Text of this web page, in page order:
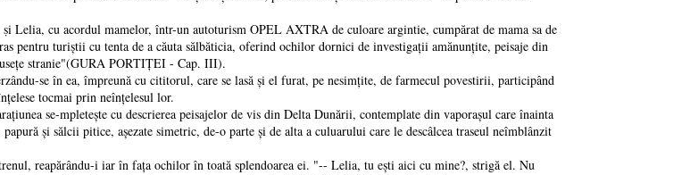
cu acordul mamelor, într-un autoturism OPEL AXTRA de culoare argintie, cumpărat de mama sa de
pentru turiştii cu tenta de a căuta sălbăticia, oferind ochilor dornici de investigaţii amănunțite, peisaje din
stranie"(GURA PORTIȚEI - Cap. III).
se în ea, împreună cu cititorul, care se lasă şi el furat, pe nesimțite, de farmecul povestirii, participând
tocmai prin neînțelesul lor.
se-mpleteşte cu descrierea peisajelor de vis din Delta Dunării, contemplate din vaporaşul care înainta
şi sălcii pitice, aşezate simetric, de-o parte şi de alta a culuarului care le descâlcea traseul neîmblânzit
reapărându-i iar în fața ochilor în toată splendoarea ei. "-- Lelia, tu eşti aici cu mine?, strigă el. Nu